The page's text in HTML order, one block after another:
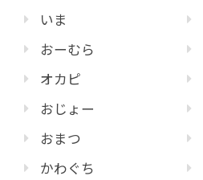
いま
おーむら
オカピ
おじょー
おまつ
かわぐち